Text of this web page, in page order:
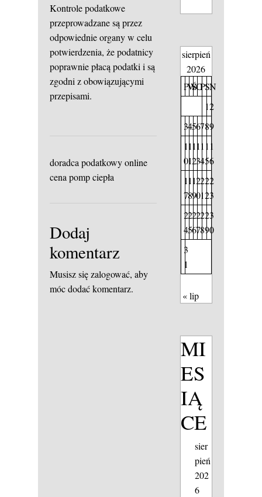
Kontrole podatkowe
przeprowadzane są przez
odpowiednie organy w celu
potwierdzenia, że podatnicy
poprawnie płacą podatki i są
zgodni z obowiązującymi
przepisami.
doradca podatkowy online
cena pomp ciepła
Dodaj
komentarz
Musisz sięzalogować, aby
móc dodać komentarz.
sierpień
2026
PW
ŚCPSN
12
3456789
1
0
1
1
1
2
1
3
1
4
1
5
1
6
1
7
1
8
1
9
2
0
2
1
2
2
2
3
2
4
2
5
2
6
2
7
2
8
2
9
3
0
3
1
« lip
MI
ES
IĄ
CE
sier
pień
202
6